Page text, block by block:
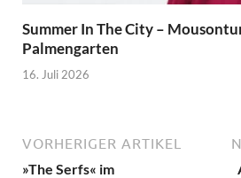
Summer In The City –
Palmengarten
16. Juli 2026
VORHERIGER ARTIKEL
»The Serfs« im